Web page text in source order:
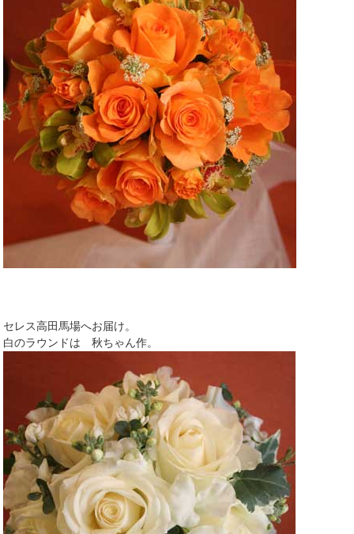
セレス高田馬場へお届け。
白のラウンドは 秋ちゃん作。